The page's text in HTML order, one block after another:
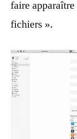
faire
fichiers ».